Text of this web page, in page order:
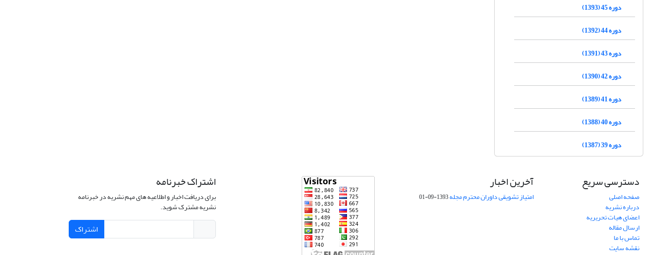
دوره 45 (1393)
دوره 44 (1392)
دوره 43 (1391)
دوره 42 (1390)
دوره 41 (1389)
دوره 40 (1388)
دوره 39 (1387)
دسترسی سریع
صفحه اصلی
درباره نشریه
اعضای هیات تحریریه
ارسال مقاله
تماس با ما
نقشه سایت
آخرین اخبار
امتیاز تشویقی داوران محترم مجله1393-09-01
اشتراک خبرنامه
برای دریافت اخبار و اطلاعیه های مهم نشریه در خبرنامه
نشریه مشترک شوید.
اشتراک